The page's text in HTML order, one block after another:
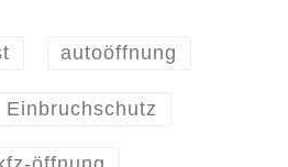
autoöffnung
Einbruchschutz